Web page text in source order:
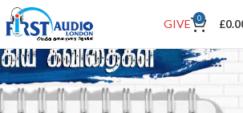
GIVE 0 £